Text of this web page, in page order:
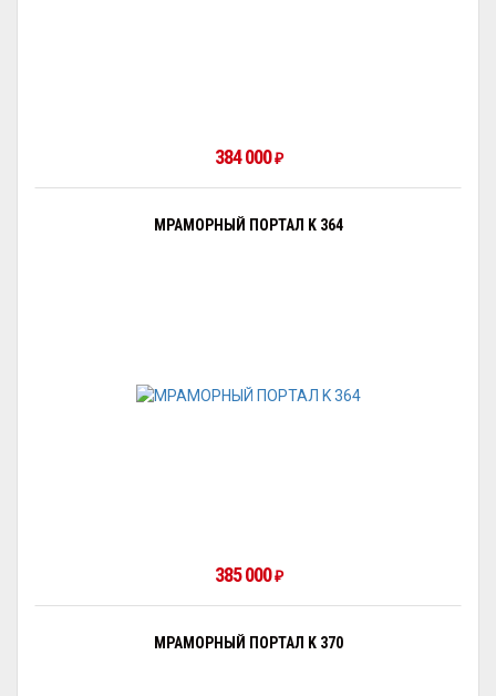
384 000₽
МРАМОРНЫЙ ПОРТАЛ K 364
385 000₽
МРАМОРНЫЙ ПОРТАЛ K 370